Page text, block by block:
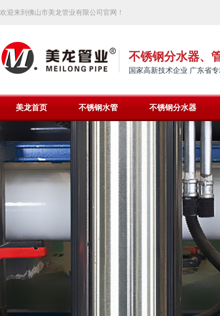
欢迎来到佛山市美龙管业有限公司官网！
不锈钢分水器、
国家高新技术企业 广东省
美龙首页 不锈钢水管 不锈钢分水器